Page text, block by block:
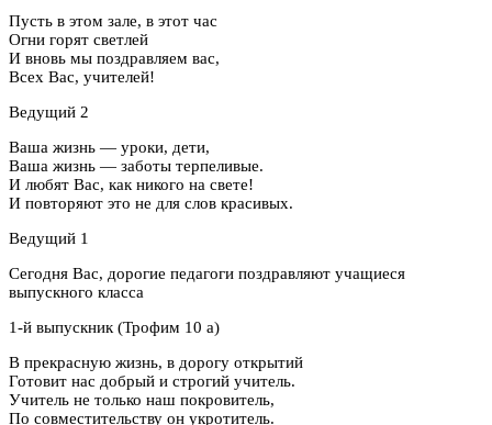
Пусть в этом зале, в этот час
Огни горят светлей
И вновь мы поздравляем вас,
Всех Вас, учителей!
Ведущий 2
Ваша жизнь — уроки, дети,
Ваша жизнь — заботы терпеливые.
И любят Вас, как никого на свете!
И повторяют это не для слов красивых.
Ведущий 1
Сегодня Вас, дорогие педагоги поздравляют учащиеся
выпускного класса
1-й выпускник (Трофим 10 а)
В прекрасную жизнь, в дорогу открытий
Готовит нас добрый и строгий учитель.
Учитель не только наш покровитель,
По совместительству он укротитель.